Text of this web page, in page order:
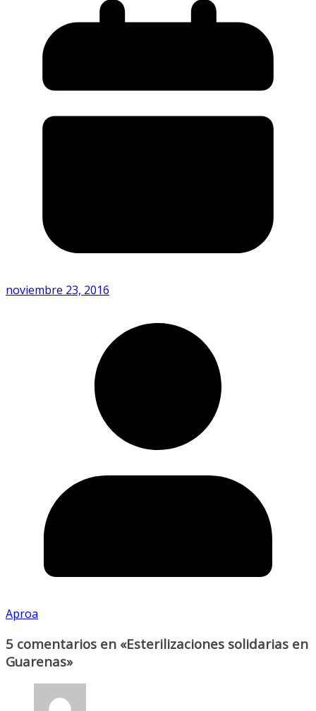
noviembre 23, 2016
Aproa
5 comentarios en «Esterilizaciones solidarias en
Guarenas»